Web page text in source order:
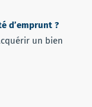
d’emprunt ?
un bien